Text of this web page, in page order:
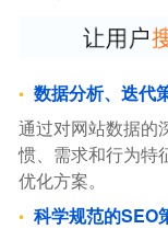
数据分析、迭代
通过对网站数据的
惯、需求和行为特
优化方案。
科学规范的SEO